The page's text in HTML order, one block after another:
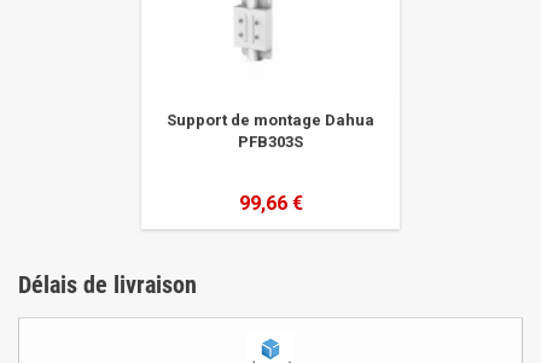
Support de montage Dahua
PFB303S
99,66 €
Délais de livraison